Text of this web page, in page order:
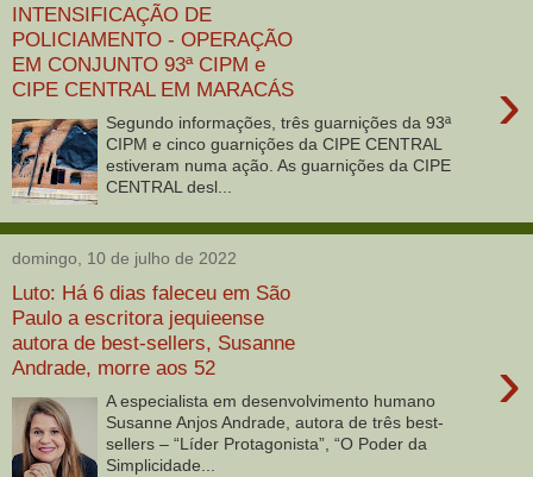
INTENSIFICAÇÃO DE
POLICIAMENTO - OPERAÇÃO
EM CONJUNTO 93ª CIPM e
CIPE CENTRAL EM MARACÁS
›
Segundo informações, três guarnições da 93ª
CIPM e cinco guarnições da CIPE CENTRAL
estiveram numa ação. As guarnições da CIPE
CENTRAL desl...
domingo, 10 de julho de 2022
Luto: Há 6 dias faleceu em São
Paulo a escritora jequieense
autora de best-sellers, Susanne
Andrade, morre aos 52
›
A especialista em desenvolvimento humano
Susanne Anjos Andrade, autora de três best-
sellers – “Líder Protagonista”, “O Poder da
Simplicidade...